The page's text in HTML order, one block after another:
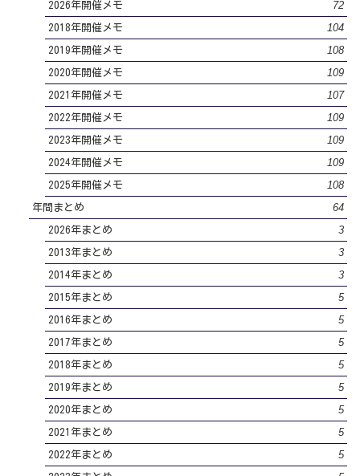
2026年開催メモ 72
2018年開催メモ 104
2019年開催メモ 108
2020年開催メモ 109
2021年開催メモ 107
2022年開催メモ 109
2023年開催メモ 109
2024年開催メモ 109
2025年開催メモ 108
年間まとめ 64
2026年まとめ 3
2013年まとめ 3
2014年まとめ 3
2015年まとめ 5
2016年まとめ 5
2017年まとめ 5
2018年まとめ 5
2019年まとめ 5
2020年まとめ 5
2021年まとめ 5
2022年まとめ 5